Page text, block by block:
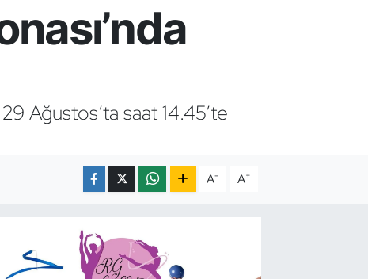
Ağustos’ta saat 14.45’te
A- A+